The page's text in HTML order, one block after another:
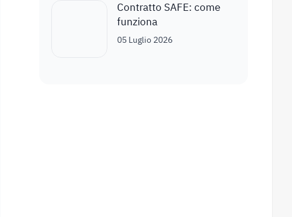
Contratto SAFE: come
funziona
05 Luglio 2026